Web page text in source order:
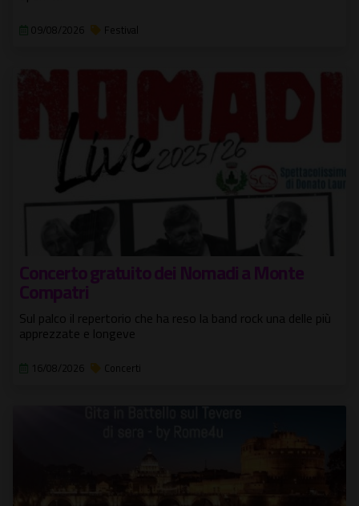
09/08/2026 Festival
Concerto gratuito dei Nomadi a Monte
Compatri
Sul palco il repertorio che ha reso la band rock una delle più
apprezzate e longeve
16/08/2026 Concerti